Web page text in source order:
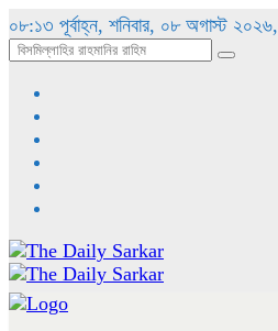
০৮:১৩ পূর্বাহ্ন, শনিবার, ০৮ অগাস্ট ২০২৬,